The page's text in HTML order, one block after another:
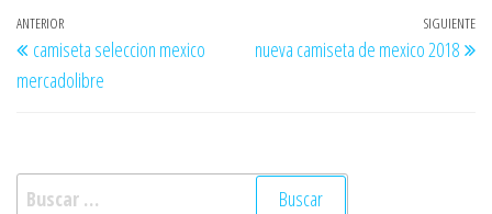
Navegación
de
entradas
Entrada
anterior
ANTERIOR
camiseta seleccion mexico
mercadolibre
SIGUIENTE
nueva camiseta de mexico 2018
Buscar: